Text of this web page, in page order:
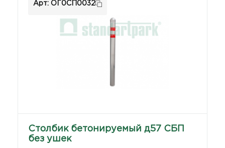
Арт: ОГ0СП0032
Столбик бетонируемый д57 СБП
без ушек